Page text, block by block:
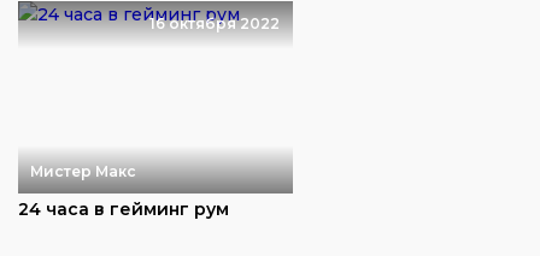
16 октября 2022
Мистер Макс
24 часа в гейминг рум